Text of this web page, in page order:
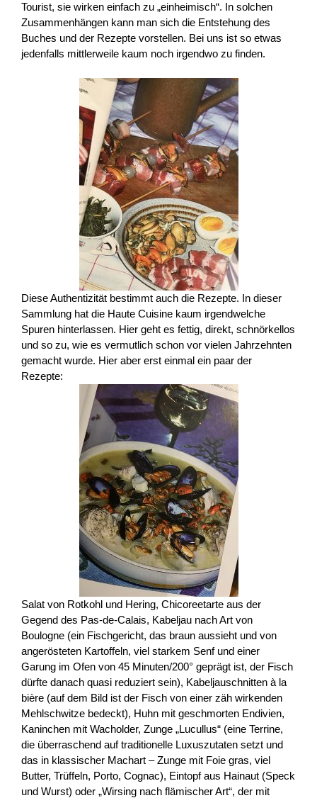
Tourist, sie wirken einfach zu „einheimisch“. In solchen
Zusammenhängen kann man sich die Entstehung des
Buches und der Rezepte vorstellen. Bei uns ist so etwas
jedenfalls mittlerweile kaum noch irgendwo zu finden.
Diese Authentizität bestimmt auch die Rezepte. In dieser
Sammlung hat die Haute Cuisine kaum irgendwelche
Spuren hinterlassen. Hier geht es fettig, direkt, schnörkellos
und so zu, wie es vermutlich schon vor vielen Jahrzehnten
gemacht wurde. Hier aber erst einmal ein paar der
Rezepte:
Salat von Rotkohl und Hering, Chicoreetarte aus der
Gegend des Pas-de-Calais, Kabeljau nach Art von
Boulogne (ein Fischgericht, das braun aussieht und von
angerösteten Kartoffeln, viel starkem Senf und einer
Garung im Ofen von 45 Minuten/200° geprägt ist, der Fisch
dürfte danach quasi reduziert sein), Kabeljauschnitten à la
bière (auf dem Bild ist der Fisch von einer zäh wirkenden
Mehlschwitze bedeckt), Huhn mit geschmorten Endivien,
Kaninchen mit Wacholder, Zunge „Lucullus“ (eine Terrine,
die überraschend auf traditionelle Luxuszutaten setzt und
das in klassischer Machart – Zunge mit Foie gras, viel
Butter, Trüffeln, Porto, Cognac), Eintopf aus Hainaut (Speck
und Wurst) oder „Wirsing nach flämischer Art“, der mit